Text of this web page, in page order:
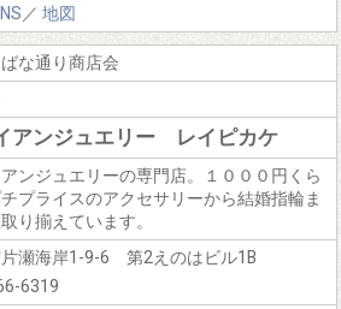
／ 地図
な通り商店会
アンジュエリー レイピカケ
ンジュエリーの専門店。１０００円くら
プライスのアクセサリーから結婚指輪ま
り揃えています。
瀬海岸1-9-6 第2えのはビル1B
6319